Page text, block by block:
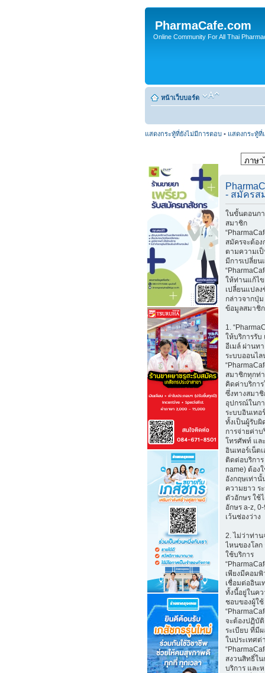
PharmaCafe.com
Online Community For All Thai
หน้าเว็บบอร์ด
แสดงกระทู้ที่ยังไม่มีการตอบ • แสดงกระทู้ที่
- สมัครส
ในขั้นตอนก
สมาชิก
สมัครจะต้อ
ตามความเ
มีการเปลี่ยน
ให้ท่านแก้ไข
เปลี่ยนแปล
กล่าวจากปุ่
ข้อมูลสมาชิ
1.
ให้บริการรับ
อีเมล์ ผ่านท
ระบบออนไล
สมาชิกทุกท่
คิดค่าบริกา
ซึ่งทางสมา
อุปกรณ์ในก
ระบบอินเทอ
ทั้งเป็นผู้รับ
การจ่ายค่าบ
โทรศัพท์ แล
อินเทอร์เน็ต
ติดต่อบริการ
name) ต้อง
อังกฤษเท่า
ความยาว ร
ตัวอักษร ใช้
อักษร a-z,
เว้นช่องว่าง
2. ไม่ว่าท่า
ไหนของโลก
ใช้บริการ
เพียงมีคอมพิ
เชื่อมต่ออินเ
ทั้งนี้อยู่ในค
ชอบของผู้ใช้
จะต้องปฏิบั
ระเบียบ ที่มี
ในประเทศต่
สงวนสิทธิ์ใน
บริการ และ